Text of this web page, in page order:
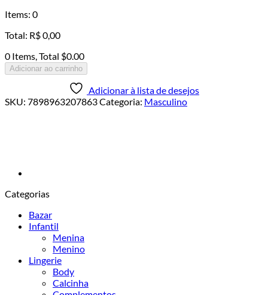
Items: 0
Total: R$0,00
0 Items, Total $0.00
Adicionar ao carrinho
Adicionar à lista de desejos
SKU: 7898963207863Categoria: Masculino
Categorias
Bazar
Infantil
Menina
Menino
Lingerie
Body
Calcinha